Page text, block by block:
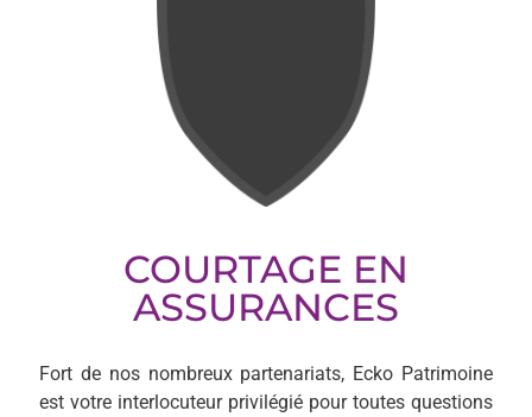
COURTAGE EN
ASSURANCES
Fort de nos nombreux partenariats, Ecko Patrimoine
est votre interlocuteur privilégié pour toutes questions